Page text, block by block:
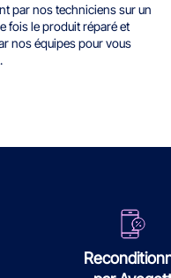
par nos techniciens sur un
fois le produit réparé et
nos équipes pour vous